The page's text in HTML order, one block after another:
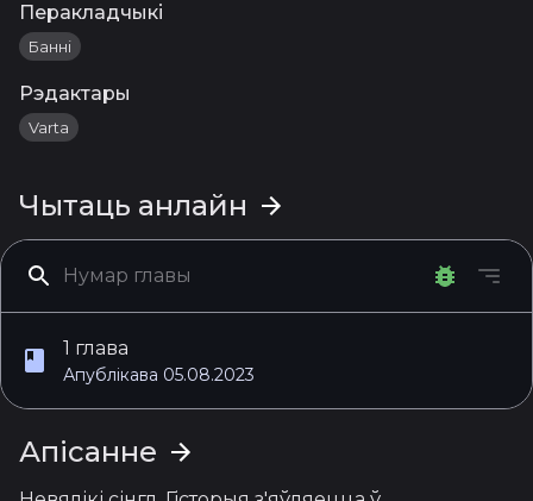
Перакладчыкі
Банні
Рэдактары
Varta
Чытаць анлайн
1 глава
Апублікава 05.08.2023
Апісанне